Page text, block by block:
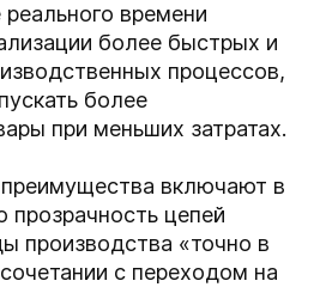
времени
более быстрых и
процессов,
более
при меньших затратах.
включают в
цепей
производства «точно в
с переходом на